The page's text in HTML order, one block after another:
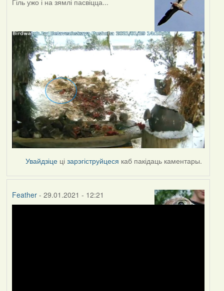
Гіль ужо і на зямлі пасвіцца...
Увайдзіце цізарэгіструйцеся каб пакідаць каментары.
Feather- 29.01.2021 - 12:21